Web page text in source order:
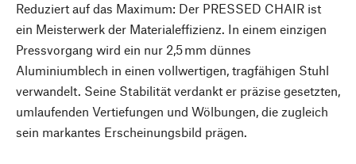
Reduziert auf das Maximum: Der PRESSED CHAIR ist
ein Meisterwerk der Materialeffizienz. In einem einzigen
Pressvorgang wird ein nur 2,5 mm dünnes
Aluminiumblech in einen vollwertigen, tragfähigen Stuhl
verwandelt. Seine Stabilität verdankt er präzise gesetzten,
umlaufenden Vertiefungen und Wölbungen, die zugleich
sein markantes Erscheinungsbild prägen.